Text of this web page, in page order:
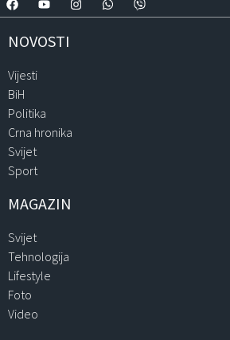
NOVOSTI
Vijesti
BiH
Politika
Crna hronika
Svijet
Sport
MAGAZIN
Svijet
Tehnologija
Lifestyle
Foto
Video